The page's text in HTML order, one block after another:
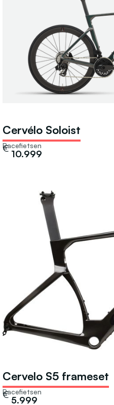
Cervélo Soloist
Racefietsen
10.999
€
Cervelo S5 frameset
Racefietsen
5.999
€